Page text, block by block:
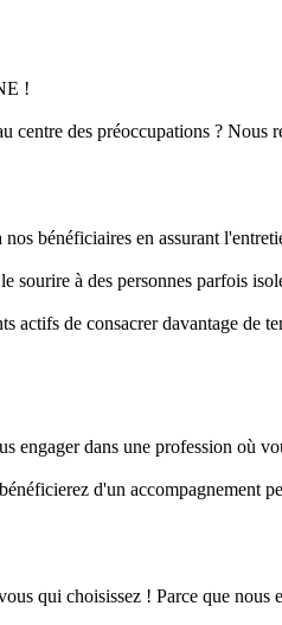
!
centre des préoccupations ?
bénéficiaires en assurant
sourire à des personnes parfois
actifs de consacrer davantage
engager dans une profession où
d'un accompagnement
qui choisissez ! Parce que